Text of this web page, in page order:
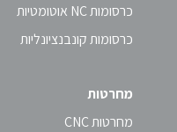
כרסומות NC אוטומטיות
כרסומות קונבנציונליות
מחרטות
מחרטות CNC